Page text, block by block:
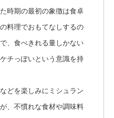
時期の最初の象徴は食卓
料理でおもてなしするの
、食べきれる量しかない
チっぽいという意識を持
どを楽しみにミシュラン
、不慣れな食材や調味料